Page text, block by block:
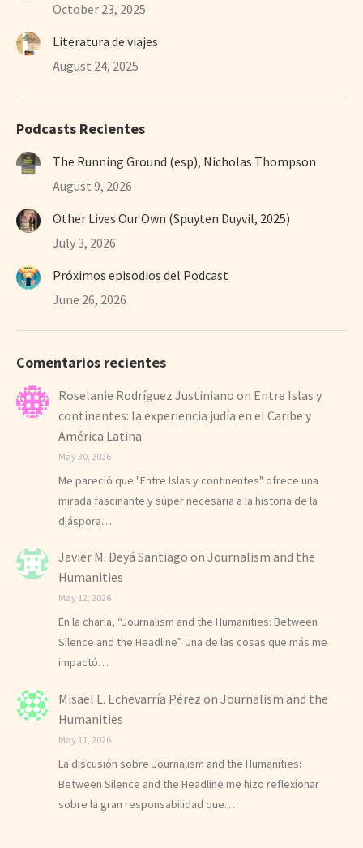
October 23, 2025
Literatura de viajes
August 24, 2025
Podcasts Recientes
The Running Ground (esp), Nicholas Thompson
August 9, 2026
Other Lives Our Own (Spuyten Duyvil, 2025)
July 3, 2026
Próximos episodios del Podcast
June 26, 2026
Comentarios recientes
Roselanie Rodríguez Justiniano on Entre Islas y
continentes: la experiencia judía en el Caribe y
América Latina
May 30, 2026
Me pareció que "Entre Islas y continentes" ofrece una
mirada fascinante y súper necesaria a la historia de la
diáspora…
Javier M. Deyá Santiago on Journalism and the
Humanities
May 12, 2026
En la charla, “Journalism and the Humanities: Between
Silence and the Headline” Una de las cosas que más me
impactó…
Misael L. Echevarría Pérez on Journalism and the
Humanities
May 11, 2026
La discusión sobre Journalism and the Humanities:
Between Silence and the Headline me hizo reflexionar
sobre la gran responsabilidad que…